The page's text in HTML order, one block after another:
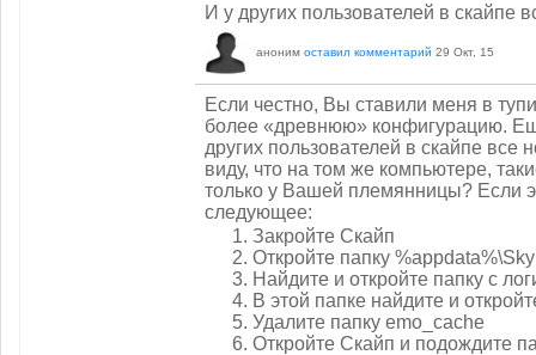
И у других пользователей в скайпе
аноним оставил комментарий 29 Окт, 15
Если честно, Вы ставили меня в
более «древнюю» конфигурацию.
других пользователей в скайпе
виду, что на том же компьютере,
только у Вашей племянницы? Если
следующее:
Закройте Скайп
Откройте папку
Найдите и откройте папку с
В этой папке найдите и
Удалите папку emo_cache
Откройте Скайп и подождите